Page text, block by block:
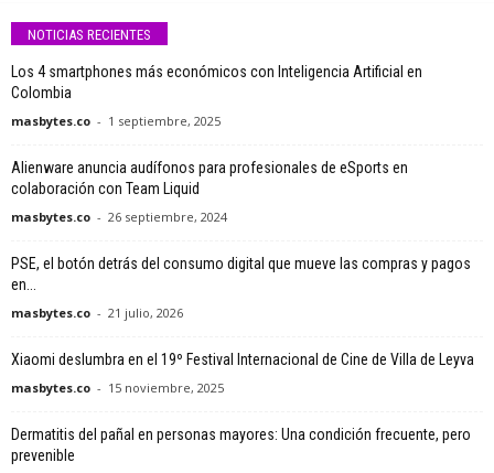
NOTICIAS RECIENTES
Los 4 smartphones más económicos con Inteligencia Artificial en
Colombia
masbytes.co - 1 septiembre, 2025
Alienware anuncia audífonos para profesionales de eSports en
colaboración con Team Liquid
masbytes.co - 26 septiembre, 2024
PSE, el botón detrás del consumo digital que mueve las compras y pagos
en...
masbytes.co - 21 julio, 2026
Xiaomi deslumbra en el 19º Festival Internacional de Cine de Villa de Leyva
masbytes.co - 15 noviembre, 2025
Dermatitis del pañal en personas mayores: Una condición frecuente, pero
prevenible